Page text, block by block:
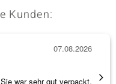
Kunden:
war sehr gut verpackt.
07.08.2026
Alles